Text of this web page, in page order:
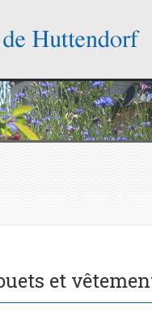
et